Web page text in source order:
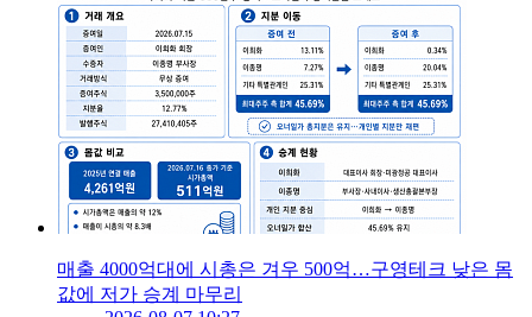
매출 4000억대에 시총은 겨우 500억…구영테크 낮은 몸
값에 저가 승계 마무리